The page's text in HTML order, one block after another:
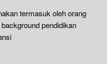
termasuk oleh orang
pendidikan